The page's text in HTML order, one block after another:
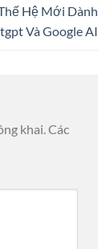
Hệ Mới Dành
Và Google AI
khai.Các